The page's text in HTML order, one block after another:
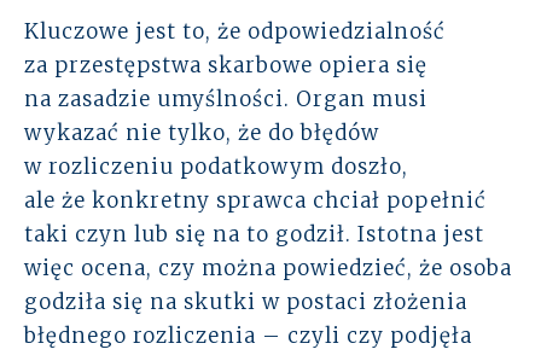
Kluczowe jest to, że odpowiedzialność
za przestępstwa skarbowe opiera się
na zasadzie umyślności. Organ musi
wykazać nie tylko, że do błędów
w rozliczeniu podatkowym doszło,
ale że konkretny sprawca chciał popełnić
taki czyn lub się na to godził. Istotna jest
więc ocena, czy można powiedzieć, że osoba
godziła się na skutki w postaci złożenia
błędnego rozliczenia – czyli czy podjęła